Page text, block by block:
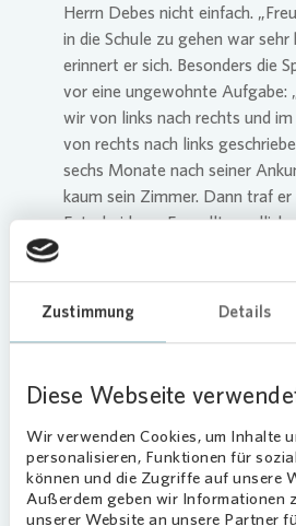
Zustimmung Details
Diese Webseite
Wir verwenden Cookies, um Inhalte
personalisieren, Funktionen für
können und die Zugriffe auf unsere
Außerdem geben wir Informationen
unserer Website an unsere Partner
Herrn Debes nicht einfach.
in die Schule zu gehen war sehr
erinnert er sich. Besonders die
vor eine ungewohnte Aufgabe:
wir von links nach rechts und
von rechts nach links
sechs Monate nach seiner
kaum sein Zimmer. Dann traf er
Entscheidung: Er wollte endlich
Er lernte die Sprache, knüpfte
seine berufliche Leidenschaft in
zum Sanitär-, Heizungs- und
musste hier in Deutschland von
Antrieb gegeben. Schon als
geträumt, eines Tages sein
Ein Traum, welchen er Anfang